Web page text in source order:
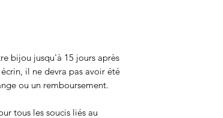
bijou jusqu'à 15 jours après
il ne devra pas avoir été
ou un remboursement.
tous les soucis liés au